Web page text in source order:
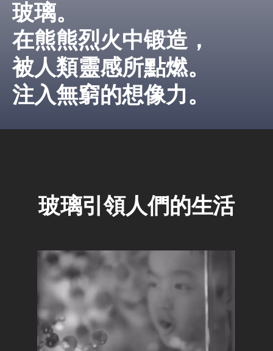
玻璃。
在熊熊烈火中锻造，
被人類靈感所點燃。
注入無窮的想像力。
玻璃引領人們的生活